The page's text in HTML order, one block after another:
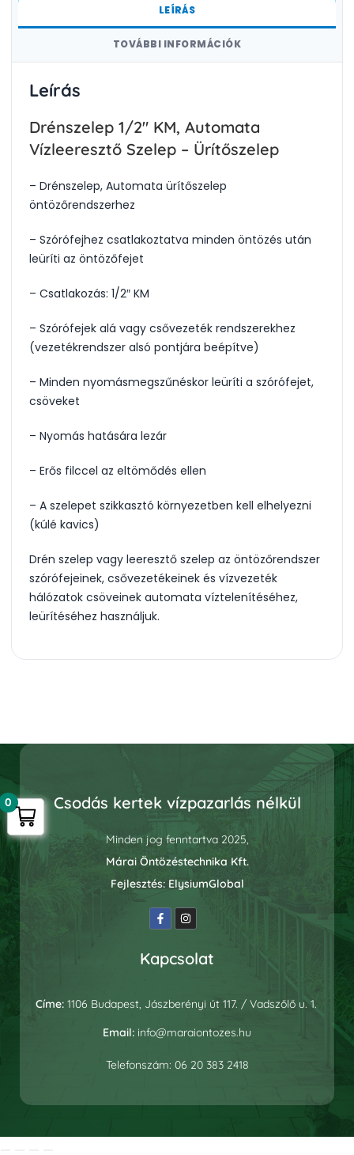
LEÍRÁS
TOVÁBBI INFORMÁCIÓK
Leírás
Drénszelep 1/2″ KM, Automata
Vízleeresztő Szelep – Ürítőszelep
– Drénszelep, Automata ürítőszelep
öntözőrendszerhez
– Szórófejhez csatlakoztatva minden öntözés után
leüríti az öntözőfejet
– Csatlakozás: 1/2″ KM
– Szórófejek alá vagy csővezeték rendszerekhez
(vezetékrendszer alsó pontjára beépítve)
– Minden nyomásmegszűnéskor leüríti a szórófejet,
csöveket
– Nyomás hatására lezár
– Erős filccel az eltömődés ellen
– A szelepet szikkasztó környezetben kell elhelyezni
(kúlé kavics)
Drén szelep vagy leeresztő szelep az öntözőrendszer
szórófejeinek, csővezetékeinek és vízvezeték
hálózatok csöveinek automata víztelenítéséhez,
leürítéséhez használjuk.
Csodás kertek vízpazarlás nélkül
Minden jog fenntartva 2025,
Márai Öntözéstechnika Kft.
Fejlesztés: ElysiumGlobal
Kapcsolat
Címe: 1106 Budapest, Jászberényi út 117. / Vadszőlő u. 1.
Email: info@maraiontozes.hu
Telefonszám: 06 20 383 2418
0